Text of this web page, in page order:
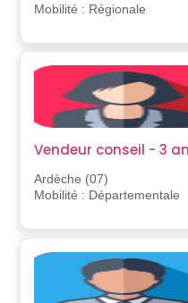
Mobilité : Régionale
Vendeur conseil - 3
Ardèche (07)
Mobilité : Départementale